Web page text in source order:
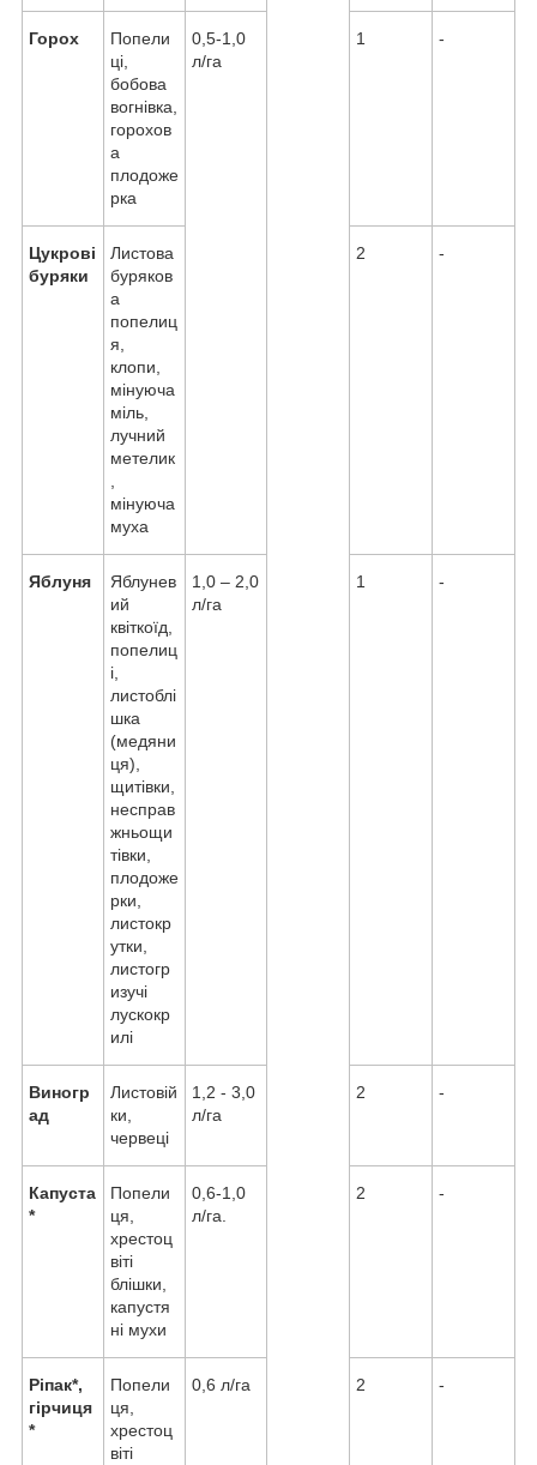
Горох
Попели
ці,
бобова
вогнівка,
горохов
а
плодоже
рка
0,5-1,0
л/га
1 -
Цукрові
буряки
Листова
буряков
а
попелиц
я,
клопи,
мінуюча
міль,
лучний
метелик
,
мінуюча
муха
2 -
Яблуня
Яблунев
ий
квіткоїд,
попелиц
і,
листоблі
шка
(медяни
ця),
щитівки,
несправ
жньощи
тівки,
плодоже
рки,
листокр
утки,
листогр
изучі
лускокр
илі
1,0 – 2,0
л/га
1 -
Виногр
ад
Листовій
ки,
червеці
1,2 - 3,0
л/га
2 -
Капуста
*
Попели
ця,
хрестоц
віті
блішки,
капустя
ні мухи
0,6-1,0
л/га.
2 -
Ріпак*,
гірчиця
*
Попели
ця,
хрестоц
віті
0,6 л/га 2 -